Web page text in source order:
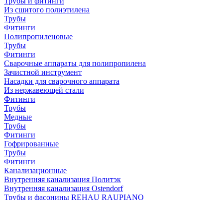
Из сшитого полиэтилена
Трубы
Фитинги
Полипропиленовые
Трубы
Фитинги
Сварочные аппараты для полипропилена
Зачистной инструмент
Насадки для сварочного аппарата
Из нержавеющей стали
Фитинги
Трубы
Медные
Трубы
Фитинги
Гофрированные
Трубы
Фитинги
Канализационные
Внутренняя канализация Политэк
Внутренняя канализация Ostendorf
Трубы и фасонины REHAU RAUPIANO